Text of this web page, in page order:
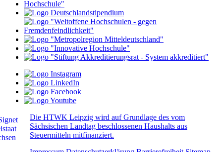
Die HTWK Leipzig wird auf Grundlage des vom
Sächsischen Landtag beschlossenen Haushalts aus
Steuermitteln mitfinanziert.